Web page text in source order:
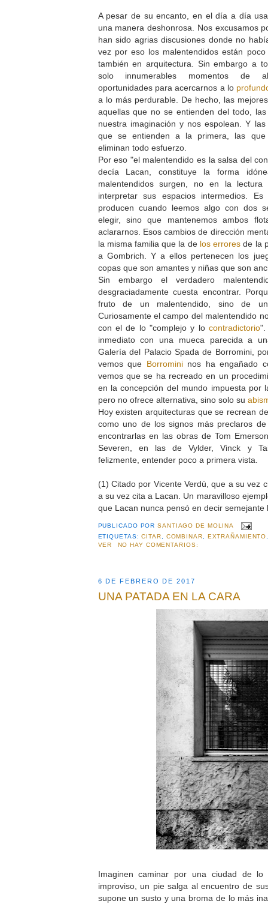
A pesar de su encanto, en el día a día
una manera deshonrosa. Nos excusamos
han sido agrias discusiones donde no
vez por eso los malentendidos están
también en arquitectura. Sin embargo a
solo innumerables momentos de
oportunidades para acercarnos a lo
a lo más perdurable. De hecho, las
aquellas que no se entienden del todo,
nuestra imaginación y nos espolean. Y
que se entienden a la primera, las
eliminan todo esfuerzo.
Por eso "el malentendido es la salsa del
decía Lacan, constituye la forma
malentendidos surgen, no en la
interpretar sus espacios intermedios.
producen cuando leemos algo con dos
elegir, sino que mantenemos ambos
aclararnos. Esos cambios de dirección
la misma familia que la de los errores de la
a Gombrich. Y a ellos pertenecen los
copas que son amantes y niñas que son
Sin embargo el verdadero
desgraciadamente cuesta encontrar.
fruto de un malentendido, sino de un
Curiosamente el campo del malentendido
con el de lo "complejo y lo contradictorio".
inmediato con una mueca parecida a
Galería del Palacio Spada de Borromini,
vemos que Borromininos ha engañado
vemos que se ha recreado en un
en la concepción del mundo impuesta por
pero no ofrece alternativa, sino solo su
Hoy existen arquitecturas que se recrean
como uno de los signos más preclaros
encontrarlas en las obras de Tom
Severen, en las de Vylder, Vinck y
felizmente, entender poco a primera vista.
(1) Citado por Vicente Verdú, que a su vez
a su vez cita a Lacan. Un maravilloso
que Lacan nunca pensó en decir semejante
PUBLICADO PORSANTIAGO DE MOLINA
ETIQUETAS:CITAR COMBINAR EXTRAÑAMIENTO
VER
NO HAY COMENTARIOS:
6 DE FEBRERO DE 2017
UNA PATADA EN LA CARA
Imaginen caminar por una ciudad de
improviso, un pie salga al encuentro de
supone un susto y una broma de lo más